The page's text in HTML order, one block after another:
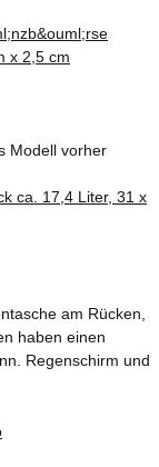
Modell vorher
am Rücken,
haben einen
Regenschirm und